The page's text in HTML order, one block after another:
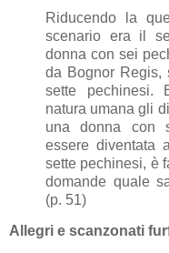
Riducendo la
scenario era il
donna con sei
da Bognor Regis,
sette pechinesi.
natura umana gli
una donna con
essere diventata
sette pechinesi, è
domande quale
(p. 51)
Allegri e scanzonati